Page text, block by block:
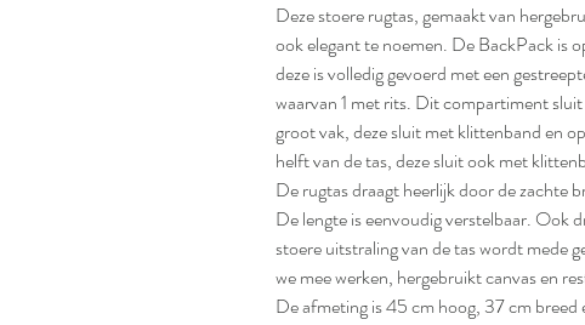
Deze stoere rugtas, gemaakt van
ook elegant te noemen. De BackPack is
deze is volledig gevoerd met een
waarvan 1 met rits. Dit compartiment
groot vak, deze sluit met klittenband en
helft van de tas, deze sluit ook met
De rugtas draagt heerlijk door de zachte
De lengte is eenvoudig verstelbaar. Ook
stoere uitstraling van de tas wordt mede
we mee werken, hergebruikt canvas en
De afmeting is 45 cm hoog, 37 cm breed